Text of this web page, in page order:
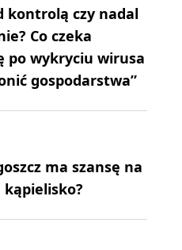
kontrolą czy nadal
Co czeka
po wykryciu wirusa
gospodarstwa”
ma szansę na